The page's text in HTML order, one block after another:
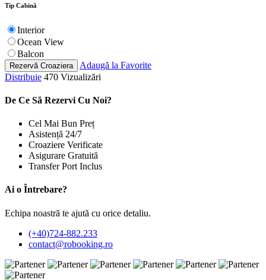
Tip Cabină
Interior
Ocean View
Balcon
Rezervă Croaziera
Adaugă la Favorite
Distribuie 470 Vizualizări
De Ce Să Rezervi Cu Noi?
Cel Mai Bun Preț
Asistență 24/7
Croaziere Verificate
Asigurare Gratuită
Transfer Port Inclus
Ai o Întrebare?
Echipa noastră te ajută cu orice detaliu.
(+40)724-882.233
contact@robooking.ro